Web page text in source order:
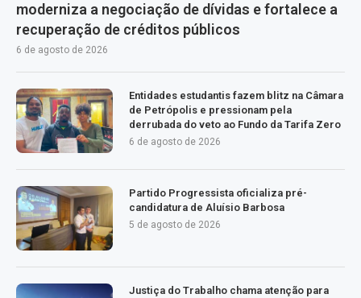
moderniza a negociação de dívidas e fortalece a
recuperação de créditos públicos
6 de agosto de 2026
Entidades estudantis fazem blitz na Câmara
de Petrópolis e pressionam pela
derrubada do veto ao Fundo da Tarifa Zero
6 de agosto de 2026
Partido Progressista oficializa pré-
candidatura de Aluísio Barbosa
5 de agosto de 2026
Justiça do Trabalho chama atenção para